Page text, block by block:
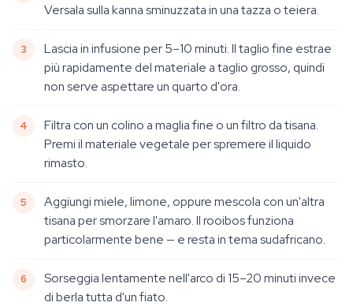
Versala sulla kanna sminuzzata in una tazza o teiera.
Lascia in infusione per 5–10 minuti. Il taglio fine estrae
più rapidamente del materiale a taglio grosso, quindi
non serve aspettare un quarto d'ora.
Filtra con un colino a maglia fine o un filtro da tisana.
Premi il materiale vegetale per spremere il liquido
rimasto.
Aggiungi miele, limone, oppure mescola con un'altra
tisana per smorzare l'amaro. Il rooibos funziona
particolarmente bene — e resta in tema sudafricano.
Sorseggia lentamente nell'arco di 15–20 minuti invece
di berla tutta d'un fiato.